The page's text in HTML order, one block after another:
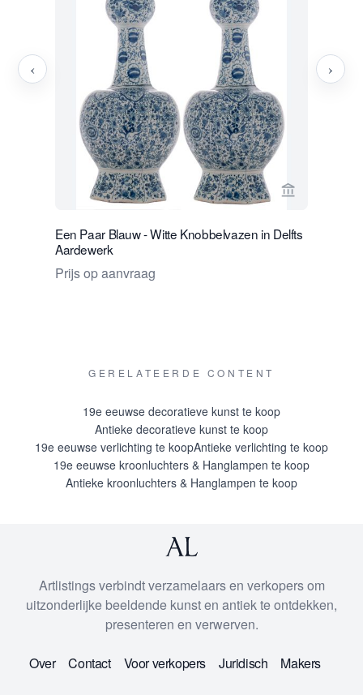
Bekijk
Een Paar Blauw - Witte Knobbelvazen in Delfts
Aardewerk
Prijs op aanvraag
‹ ›
GERELATEERDE CONTENT
19e eeuwse decoratieve kunst te koop
Antieke decoratieve kunst te koop
19e eeuwse verlichting te koopAntieke verlichting te koop
19e eeuwse kroonluchters & Hanglampen te koop
Antieke kroonluchters & Hanglampen te koop
Artlistings verbindt verzamelaars en verkopers om
uitzonderlijke beeldende kunst en antiek te ontdekken,
presenteren en verwerven.
Over Contact Voor verkopers Juridisch Makers